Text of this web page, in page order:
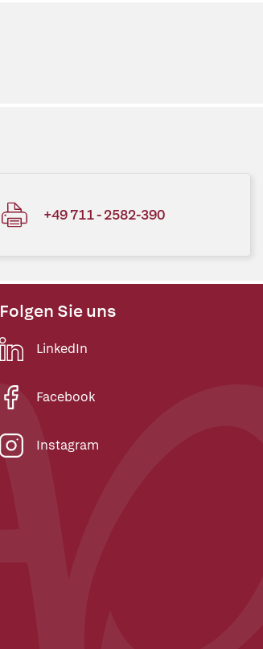
+49 711 - 2582-390
Folgen Sie uns
LinkedIn
Facebook
Instagram